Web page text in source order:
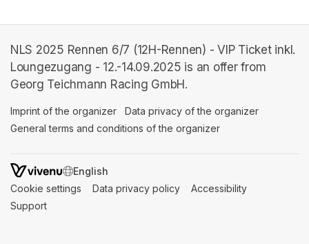
NLS 2025 Rennen 6/7 (12H-Rennen) - VIP Ticket inkl.
Loungezugang - 12.-14.09.2025 is an offer from
Georg Teichmann Racing GmbH.
Imprint of the organizer (opens in a new tab)
Data privacy of the organizer
General terms and conditions of the organizer
SWITCH LANGUAGE
Cookie settings (opens in a new tab)
Data privacy policy (opens in a new tab)
Accessibility
Support